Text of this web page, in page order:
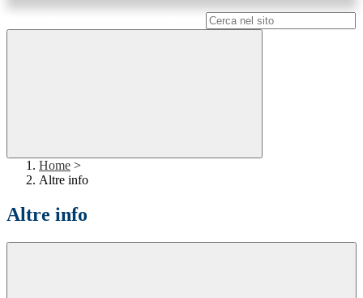
Home >
Altre info
Altre info